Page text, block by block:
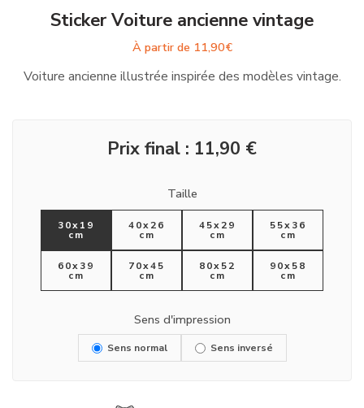
Sticker Voiture ancienne vintage
À partir de 11,90€
Voiture ancienne illustrée inspirée des modèles vintage.
Prix final : 11,90 €
Taille
30x19
cm
40x26
cm
45x29
cm
55x36
cm
60x39
cm
70x45
cm
80x52
cm
90x58
cm
Sens d'impression
Sens normal Sens inversé